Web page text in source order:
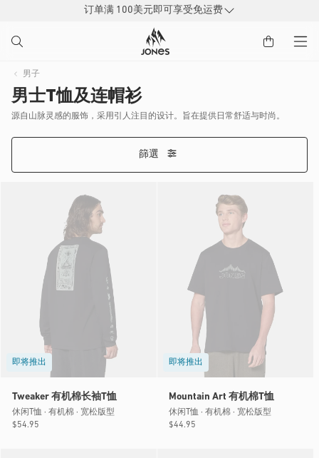
容
订单满 100美元即可享受免运费
男子
男士T恤及连帽衫
源自山脉灵感的服饰，采用引人注目的设计。旨在提供日常舒适与时尚。
篩選
即将推出
Tweaker 有机棉长袖T恤
休闲T恤 · 有机棉 · 宽松版型
常
$54.95
即将推出
Mountain Art 有机棉T恤
休闲T恤 · 有机棉 · 宽松版型
常
$44.95